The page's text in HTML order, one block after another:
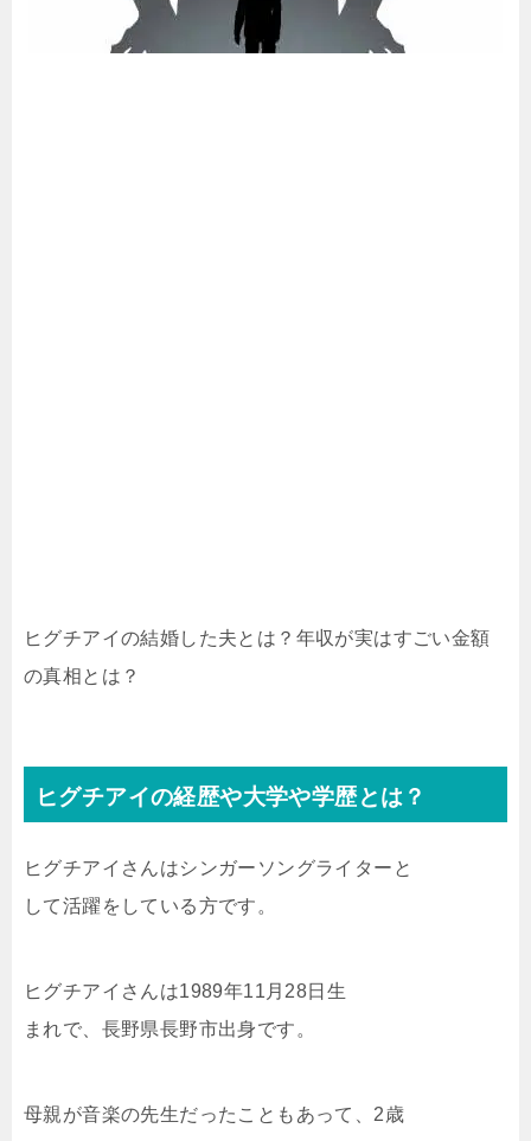
ヒグチアイの結婚した夫とは？年収が実はすごい金額
の真相とは？
ヒグチアイの経歴や大学や学歴とは？
ヒグチアイさんはシンガーソングライターと
して活躍をしている方です。
ヒグチアイさんは1989年11月28日生
まれで、長野県長野市出身です。
母親が音楽の先生だったこともあって、2歳